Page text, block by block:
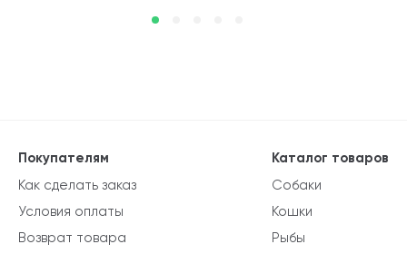
Каталог товаров
Собаки
Кошки
Рыбы
Покупателям
Как сделать заказ
Условия оплаты
Возврат товара